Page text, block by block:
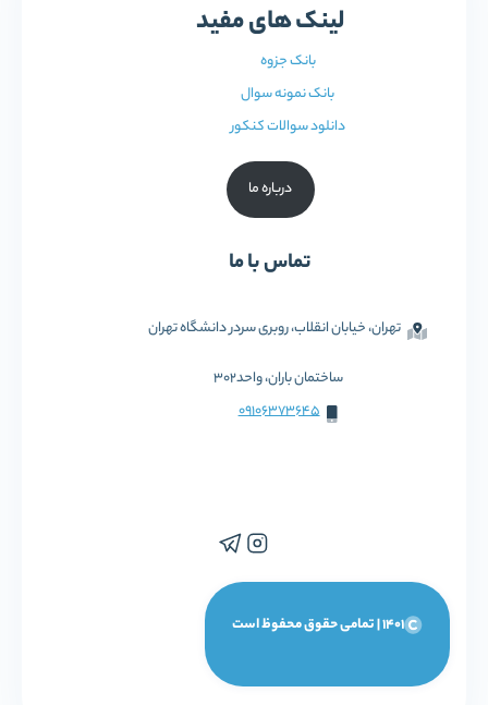
لینک های مفید
بانک جزوه
بانک نمونه سوال
دانلود سوالات کنکور
درباره ما
تماس با ما
تهران، خیابان انقلاب، روبری سردر دانشگاه تهران
ساختمان باران، واحد302
09106373645
1401 | تمامی حقوق محفوظ است